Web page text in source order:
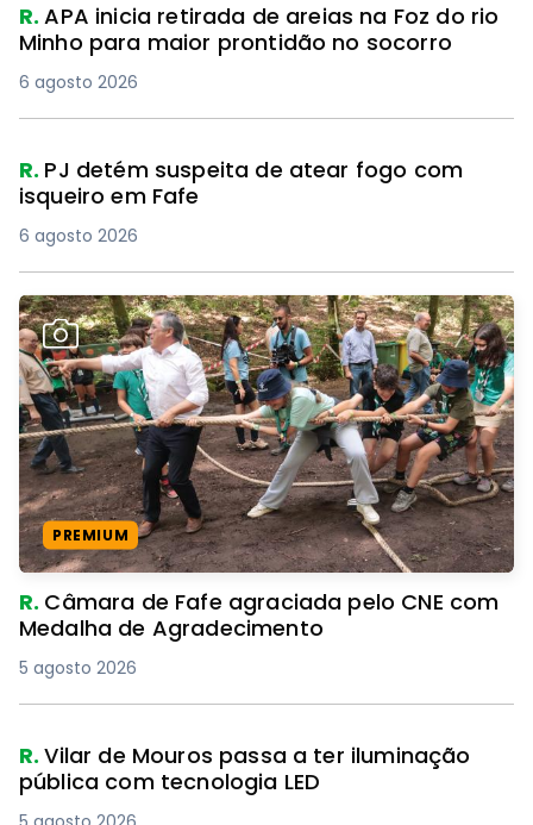
R.APA inicia retirada de areias na Foz do rio
Minho para maior prontidão no socorro
6 agosto 2026
R. PJ detém suspeita de atear fogo com
isqueiro em Fafe
6 agosto 2026
PREMIUM
R. Câmara de Fafe agraciada pelo CNE com
Medalha de Agradecimento
5 agosto 2026
R.Vilar de Mouros passa a ter iluminação
pública com tecnologia LED